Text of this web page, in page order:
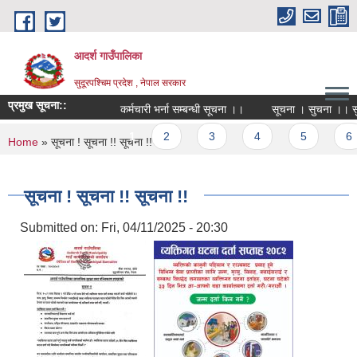
Skip to main content
आदर्श गाउँपालिका
सुदूरपश्चिम प्रदेश , नेपाल सरकार
प्रमुख सूचना:: कर्मचारी भर्ना सम्बन्धी सूचना ।। सूचना । सुचना ।।
Pages
1 2
You are here
Home » सूचना ! सूचना !! सूचना !!
सूचना ! सूचना !! सूचना !!
Submitted on: Fri, 04/11/2025 - 20:30